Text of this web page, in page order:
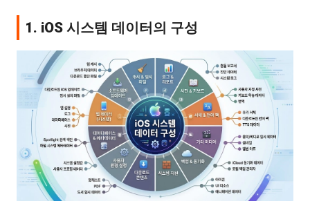
1. iOS 시스템 데이터의 구성